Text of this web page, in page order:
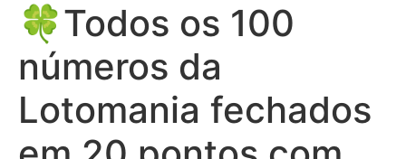
🍀Todos os 100
números da
Lotomania fechados